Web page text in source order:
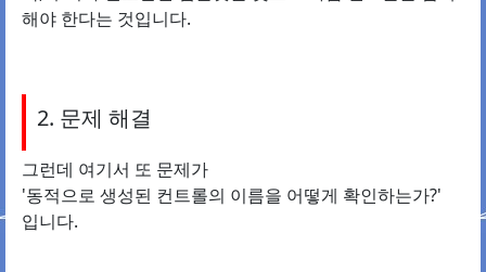
해야 한다는 것입니다.
2. 문제 해결
그런데 여기서 또 문제가
'동적으로 생성된 컨트롤의 이름을 어떻게 확인하는가?'
입니다.